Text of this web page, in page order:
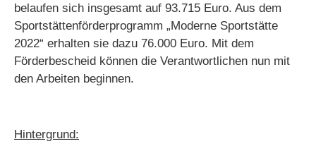
belaufen sich insgesamt auf 93.715 Euro. Aus dem
Sportstättenförderprogramm „Moderne Sportstätte
2022“ erhalten sie dazu 76.000 Euro. Mit dem
Förderbescheid können die Verantwortlichen nun mit
den Arbeiten beginnen.
Hintergrund: